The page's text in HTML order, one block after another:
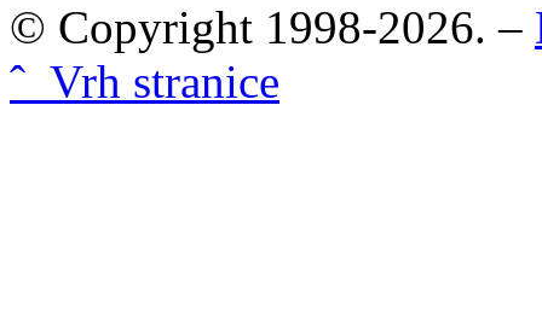
© Copyright 1998-2026. –
ˆ Vrh stranice